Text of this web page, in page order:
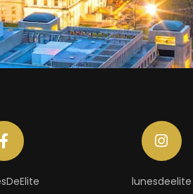
lunesdeelite